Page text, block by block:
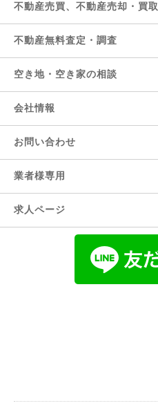
不動産売買、不動産売却・買取
不動産無料査定・調査
空き地・空き家の相談
会社情報
お問い合わせ
業者様専用
求人ページ